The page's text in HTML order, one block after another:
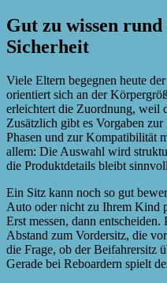
Gut zu wissen
Sicherheit
Viele Eltern begegnen heute
orientiert sich an der
erleichtert die Zuordnung, weil
Zusätzlich gibt es Vorgaben
Phasen und zur Kompatibilität
allem: Die Auswahl wird
die Produktdetails bleibt
Ein Sitz kann noch so gut
Auto oder nicht zu Ihrem Kind
Erst messen, dann
Abstand zum Vordersitz, die
die Frage, ob der Beifahrersitz
Gerade bei Reboardern spielt